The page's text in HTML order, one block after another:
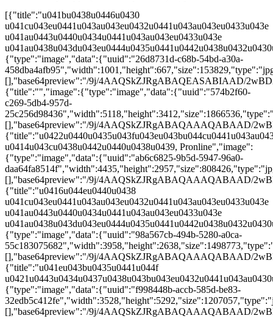
[{"title":"u041bu0438u0446u0430
u041cu043eu0441u043au043eu0432u0441u043au043eu0433u043e
u041au0443u0440u0434u0441u043au043eu0433u043e
{"type":"image","data":{"uuid":"26d8731d-c68b-54bd-a30a-
[],"base64preview":"/9j/4AAQSkZJRgABAQEASABIAAD/
{"title":"","image":{"type":"image","data":{"uuid":"574b2f60-
c269-5db4-957d-
[],"base64preview":"/9j/4AAQSkZJRgABAQAAAQABAAD/
u0414u043cu0438u0442u0440u0438u0439, Pronline","image":
{"type":"image","data":{"uuid":"ab6c6825-9b5d-5947-96a0-
[],"base64preview":"/9j/4AAQSkZJRgABAQAAAQABAAD/
{"title":"u0416u044eu0440u0438
u041cu043eu0441u043au043eu0432u0441u043au043eu0433u043e
u041au0443u0440u0434u0441u043au043eu0433u043e
{"type":"image","data":{"uuid":"98a567cb-494b-5280-a0ca-
[],"base64preview":"/9j/4AAQSkZJRgABAQAAAQABAAD/
{"title":"u041eu043bu0435u0441u044f
{"type":"image","data":{"uuid":"f998448b-accb-585d-be83-
[],"base64preview":"/9j/4AAQSkZJRgABAQAAAQABAAD/